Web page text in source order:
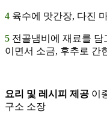
4 육수에 맛간장, 다진
5 전골냄비에 재료를 담
이면서 소금, 후추로 간
요리 및 레시피 제공 이
구소 소장